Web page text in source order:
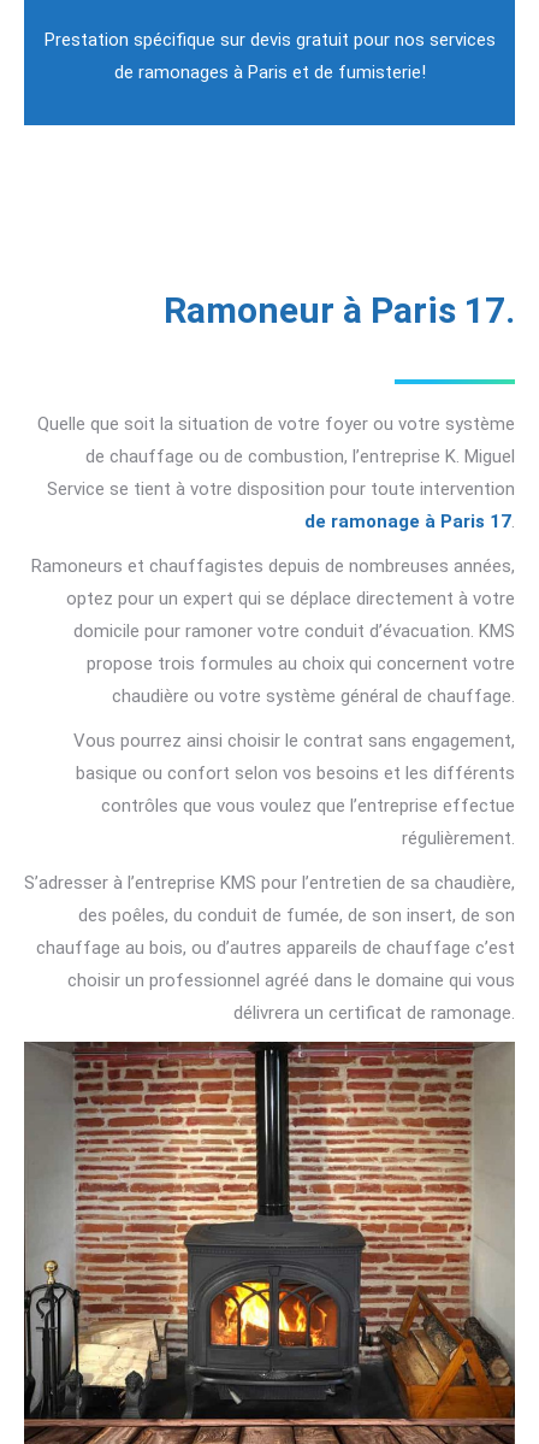
Prestation spécifique sur devis gratuit pour nos services
de ramonages à Paris et de fumisterie!
Ramoneur à Paris 17.
Quelle que soit la situation de votre foyer ou votre système
de chauffage ou de combustion, l’entreprise K. Miguel
Service se tient à votre disposition pour toute intervention
de ramonage à Paris 17.
Ramoneurs et chauffagistes depuis de nombreuses années,
optez pour un expert qui se déplace directement à votre
domicile pour ramoner votre conduit d’évacuation. KMS
propose trois formules au choix qui concernent votre
chaudière ou votre système général de chauffage.
Vous pourrez ainsi choisir le contrat sans engagement,
basique ou confort selon vos besoins et les différents
contrôles que vous voulez que l’entreprise effectue
régulièrement.
S’adresser à l’entreprise KMS pour l’entretien de sa chaudière,
des poêles, du conduit de fumée, de son insert, de son
chauffage au bois, ou d’autres appareils de chauffage c’est
choisir un professionnel agréé dans le domaine qui vous
délivrera un certificat de ramonage.